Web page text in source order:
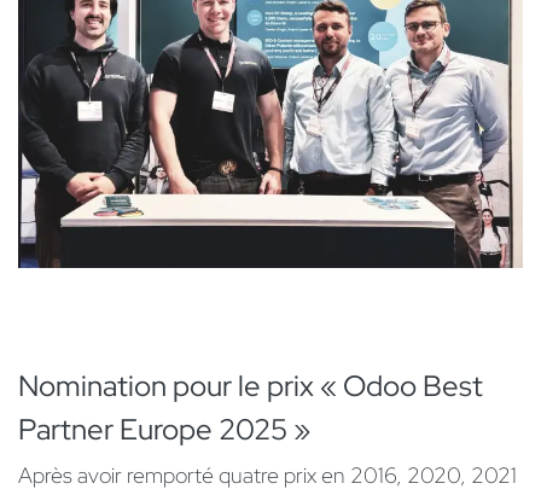
Nomination pour le prix « Odoo Best
Partner Europe 2025 »
Après avoir remporté quatre prix en 2016, 2020, 2021